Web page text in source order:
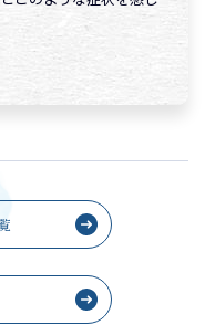
ら、どんな寝具で眠っ
されるのです。
た寝具のご提案をさせ
アドバイスさせていた
のご希望される最適な